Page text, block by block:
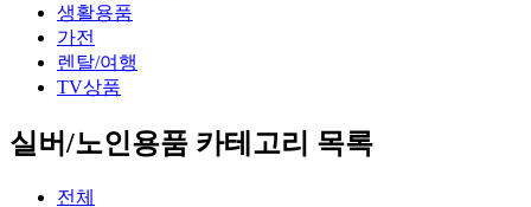
생활용품
가전
렌탈/여행
TV상품
실버/노인용품 카테고리 목록
전체